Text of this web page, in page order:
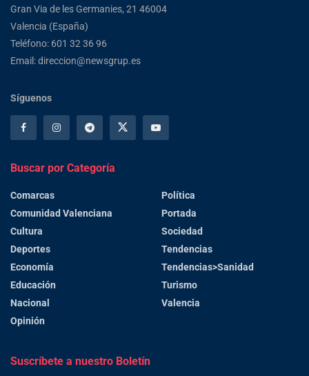
Gran Via de les Germanies, 21 46004
Valencia (España)
Teléfono: 601 32 36 96
Email: direccion@newsgrup.es
Síguenos
Buscar por Categoría
Comarcas
Comunidad Valenciana
Cultura
Deportes
Economía
Educación
Nacional
Opinión
Política
Portada
Sociedad
Tendencias
Tendencias>Sanidad
Turismo
Valencia
Suscríbete a nuestro Boletín